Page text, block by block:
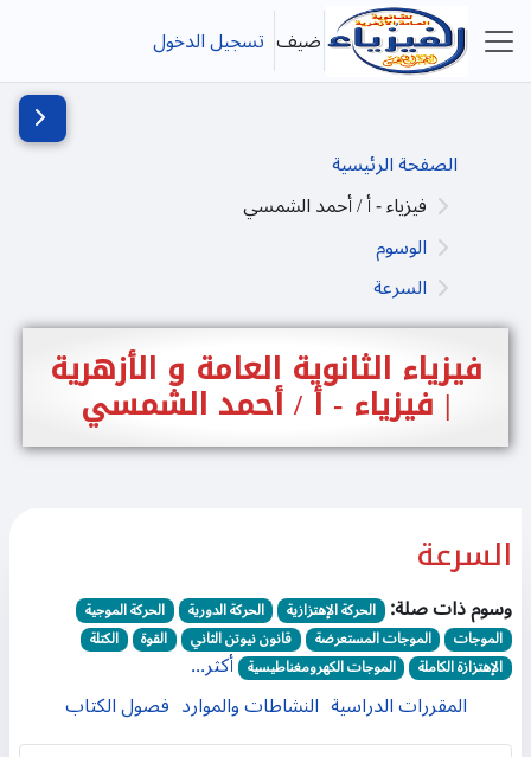
تخطى إلى المحتوى الرئيسي
واجهة جانبية
ضيف تسجيل الدخول
الصفحة الرئيسية
فيزياء - أ / أحمد الشمسي
الوسوم
السرعة
فيزياء الثانوية العامة و الأزهرية
| فيزياء - أ / أحمد الشمسي
فتح
السرعة
وسوم ذات صلة: الحركة الإهتزازية الحركة الدورية
الحركة الموجية
الموجات
الموجات المستعرضة قانون نيوتن الثاني القوة
الكتلة
الإهتزازة الكاملة
الموجات الكهرومغناطيسية أكثر...
المقررات الدراسية النشاطات والموارد فصول الكتاب